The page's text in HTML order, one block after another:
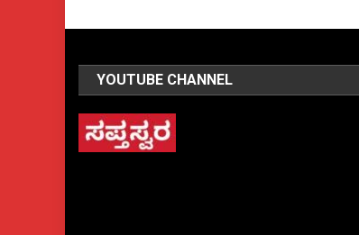
YOUTUBE CHANNEL